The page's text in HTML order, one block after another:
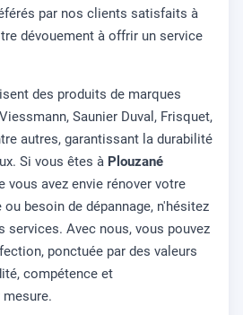
par nos clients satisfaits à
dévouement à offrir un service
des produits de marques
Saunier Duval, Frisquet,
autres, garantissant la durabilité
Si vous êtes à Plouzané
vous avez envie rénover votre
besoin de dépannage, n'hésitez
services. Avec nous, vous pouvez
ponctuée par des valeurs
compétence et